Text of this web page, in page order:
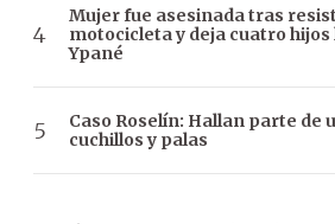
Mujer fue asesinada tras
motocicleta y deja cuatro
Ypané
Caso Roselín: Hallan parte de
cuchillos y palas